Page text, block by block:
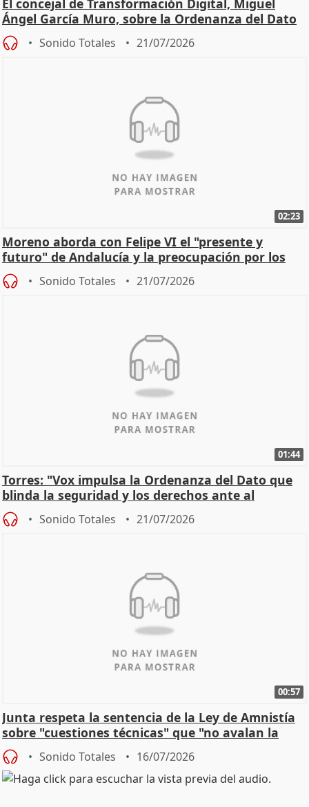
El concejal de Transformación Digital, Miguel
Ángel García Muro, sobre la Ordenanza del Dato
Sonido Totales 21/07/2026
02:23
Moreno aborda con Felipe VI el "presente y
futuro" de Andalucía y la preocupación por los
incendios
Sonido Totales 21/07/2026
01:44
Torres: "Vox impulsa la Ordenanza del Dato que
blinda la seguridad y los derechos ante al
control"
Sonido Totales 21/07/2026
00:57
Junta respeta la sentencia de la Ley de Amnistía
sobre "cuestiones técnicas" que "no avalan la
const
Sonido Totales 16/07/2026